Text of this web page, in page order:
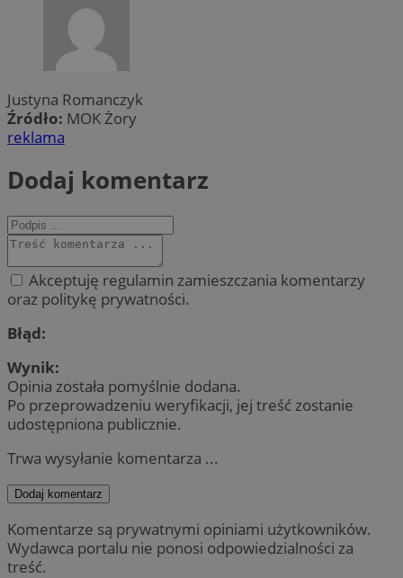
Justyna Romanczyk
Źródło: MOK Żory
reklama
Dodaj komentarz
Akceptuję regulamin zamieszczania komentarzy
oraz politykę prywatności.
Błąd:
Wynik:
Opinia została pomyślnie dodana.
Po przeprowadzeniu weryfikacji, jej treść zostanie
udostępniona publicznie.
Trwa wysyłanie komentarza ...
Dodaj komentarz
Komentarze są prywatnymi opiniami użytkowników.
Wydawca portalu nie ponosi odpowiedzialności za
treść.